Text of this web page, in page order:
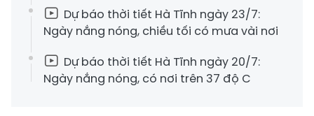
Dự báo thời tiết Hà Tĩnh ngày 23/7:
Ngày nắng nóng, chiều tối có mưa vài nơi
Dự báo thời tiết Hà Tĩnh ngày 20/7:
Ngày nắng nóng, có nơi trên 37 độ C